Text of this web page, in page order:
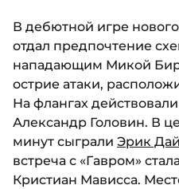
В дебютной игре
отдал предпочтение
нападающим Микой
острие атаки,
На флангах
Александр Головин. В
минут сыграли Эрик
встреча с «Гавром»
Кристиан Мависса.